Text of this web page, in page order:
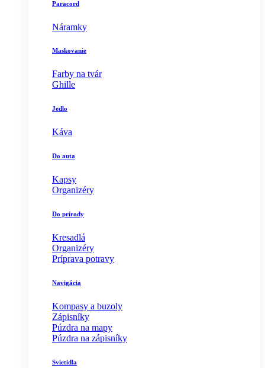
Paracord
Náramky
Maskovanie
Farby na tvár
Ghille
Jedlo
Káva
Do auta
Kapsy
Organizéry
Do prírody
Kresadlá
Organizéry
Príprava potravy
Navigácia
Kompasy a buzoly
Zápisníky
Púzdra na mapy
Púzdra na zápisníky
Svietidla